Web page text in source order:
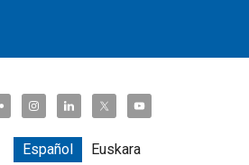
Español Euskara